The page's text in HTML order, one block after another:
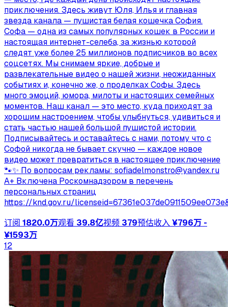
приключения. Здесь живут Юля, Илья и главная
звезда канала — пушистая белая кошечка София.
Софа — одна из самых популярных кошек в России и
настоящая интернет-селеба, за жизнью которой
следят уже более 25 миллионов подписчиков во всех
соцсетях. Мы снимаем яркие, добрые и
развлекательные видео о нашей жизни, неожиданных
событиях и, конечно же, о проделках Софы. Здесь
много эмоций, юмора, милоты и настоящих семейных
моментов. Наш канал — это место, куда приходят за
хорошим настроением, чтобы улыбнуться, удивиться и
стать частью нашей большой пушистой истории.
Подписывайтесь и оставайтесь с нами, потому что с
Софой никогда не бывает скучно — каждое новое
видео может превратиться в настоящее приключение
🐾✨ По вопросам рекламы: sofiadelmonstro@yandex.ru
А+ Включена Роскомнадзором в перечень
персональных страниц
https://knd.gov.ru/
订阅 1820.0万观看 39.8亿视频 379预估收入¥796万 -
¥1593万
12